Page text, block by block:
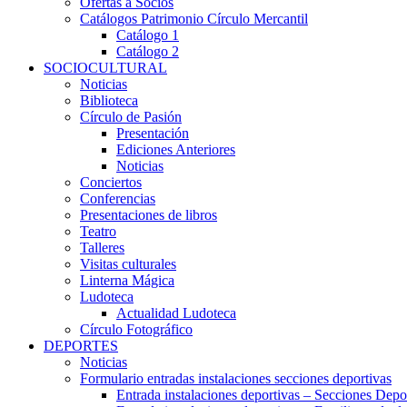
Catálogos Patrimonio Círculo Mercantil
Catálogo 1
Catálogo 2
SOCIOCULTURAL
Noticias
Biblioteca
Círculo de Pasión
Presentación
Ediciones Anteriores
Noticias
Conciertos
Conferencias
Presentaciones de libros
Teatro
Talleres
Visitas culturales
Linterna Mágica
Ludoteca
Actualidad Ludoteca
Círculo Fotográfico
DEPORTES
Noticias
Formulario entradas instalaciones secciones deportivas
Entrada instalaciones deportivas – Secciones